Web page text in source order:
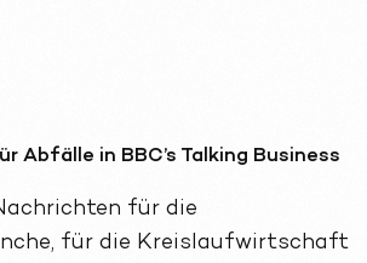
Abfälle in BBC’s Talking Business
für die
für die Kreislaufwirtschaft